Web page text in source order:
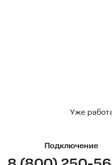
Уже
Подключение